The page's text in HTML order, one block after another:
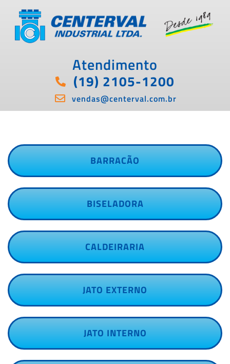
Atendimento
(19) 2105-1200
vendas@centerval.com.br
BARRACÃO
BISELADORA
CALDEIRARIA
JATO EXTERNO
JATO INTERNO